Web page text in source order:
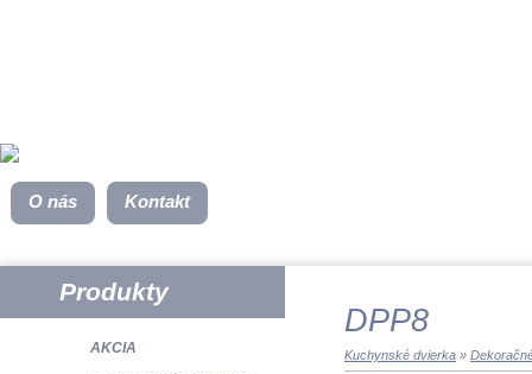
O nás Kontakt
Produkty
AKCIA
DPP8
Kuchynské dvierka »